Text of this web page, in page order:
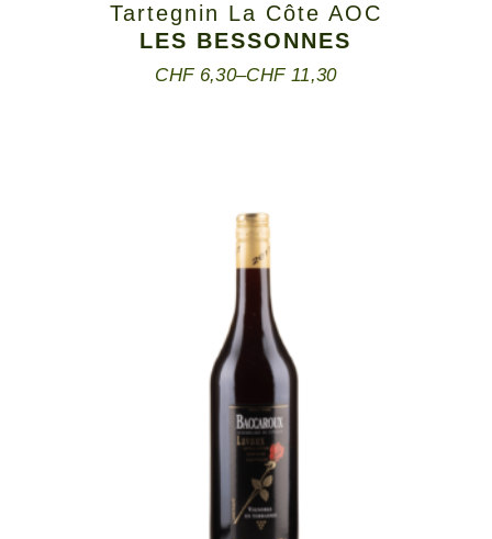
Tartegnin La Côte AOC
LES BESSONNES
CHF6,30–CHF11,30